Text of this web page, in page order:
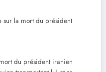
sur la mort du président
du président iranien